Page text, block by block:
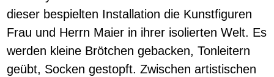
dieser bespielten Installation die Kunstfiguren
Frau und Herrn Maier in ihrer isolierten Welt. Es
werden kleine Brötchen gebacken, Tonleitern
geübt, Socken gestopft. Zwischen artistischen